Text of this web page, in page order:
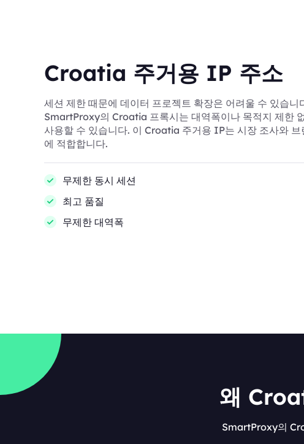
Croatia 주거용 IP 주소
세션 제한 때문에 데이터 프로젝트 확장은 어려울 수 있습니
SmartProxy의 Croatia 프록시는 대역폭이나 목적지 제한
사용할 수 있습니다. 이 Croatia 주거용 IP는 시장 조사와 브
에 적합합니다.
무제한 동시 세션
최고 품질
무제한 대역폭
왜
SmartProxy의